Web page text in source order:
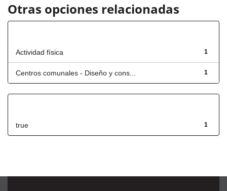
Otras opciones relacionadas
1
Actividad física
1
Centros comunales - Diseño y cons...
1
true